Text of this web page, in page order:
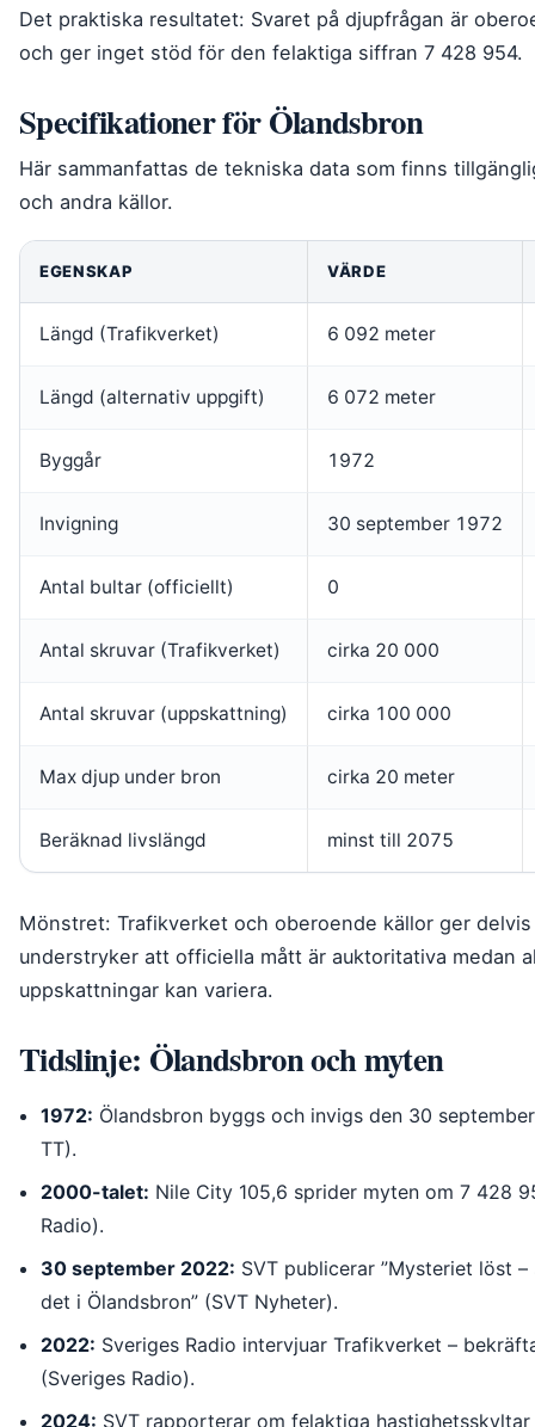
Det praktiska resultatet: Svaret på djupfrågan är
och ger inget stöd för den felaktiga siffran 7 428 954.
Specifikationer för Ölandsbron
Här sammanfattas de tekniska data som finns
och andra källor.
EGENSKAP VÄRDE
Längd (Trafikverket) 6 092 meter
Längd (alternativ uppgift) 6 072 meter
Byggår 1972
Invigning 30 september 1972
Antal bultar (officiellt) 0
Antal skruvar (Trafikverket) cirka 20 000
Antal skruvar (uppskattning) cirka 100 000
Max djup under bron cirka 20 meter
Beräknad livslängd minst till 2075
Mönstret: Trafikverket och oberoende källor ger
understryker att officiella mått är auktoritativa medan
uppskattningar kan variera.
Tidslinje: Ölandsbron och myten
1972: Ölandsbron byggs och invigs den 30
TT).
2000-talet: Nile City 105,6 sprider myten om 7 428
Radio).
30 september 2022: SVT publicerar ”Mysteriet löst
det i Ölandsbron” (SVT Nyheter).
2022: Sveriges Radio intervjuar Trafikverket –
(Sveriges Radio).
2024: SVT rapporterar om felaktiga